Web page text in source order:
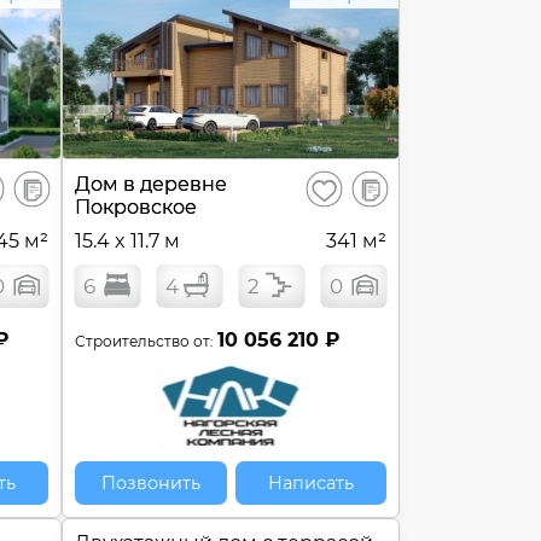
В
сравнение
м²
Дом в деревне
Покровское
Сохранить
В
сравнение
15.4 x 11.7 м 341 м²
6 4 2 0
Строительство от:10 056 210 ₽
Позвонить Написать